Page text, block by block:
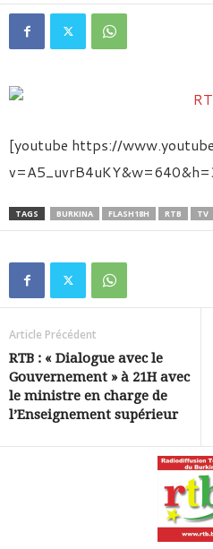
[youtube https://
TAGS BURKINA FLASH18H RTB TV
Article Précédent
RTB : « Dialogue avec le
Gouvernement » à 21H avec
le ministre en charge de
l’Enseignement supérieur